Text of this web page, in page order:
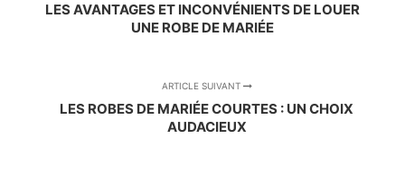
LES AVANTAGES ET INCONVÉNIENTS DE LOUER
UNE ROBE DE MARIÉE
ARTICLE SUIVANT
LES ROBES DE MARIÉE COURTES : UN CHOIX
AUDACIEUX